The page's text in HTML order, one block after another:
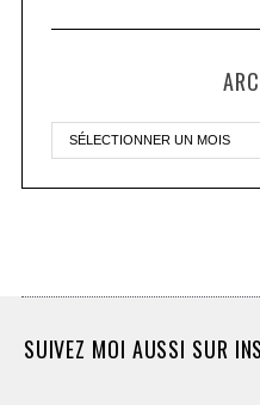
SUIVEZ MOI AUSSI SUR